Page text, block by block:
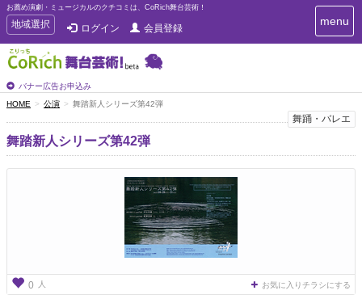
お薦め演劇・ミュージカルのクチコミは、CoRich舞台芸術！
T
o
g
g
e
n
a
v
i
地域選択 ログイン 会員登録
バナー広告お申込み
T
o
n
i
menu
HOME 公演 舞踏新人シリーズ第42弾
舞踊・バレエ
舞踏新人シリーズ第42弾
0 人 お気に入りチラシにする